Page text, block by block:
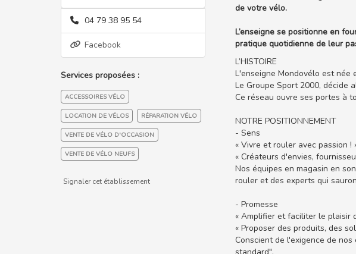
04 79 38 95 54
Facebook
Services proposées :
ACCESSOIRES VÉLO
LOCATION DE VÉLOS RÉPARATION VÉLO
VENTE DE VÉLO D'OCCASION
VENTE DE VÉLO NEUFS
Signaler cet établissement
de votre vélo.
L’enseigne se positionne en
pratique quotidienne de leur
L’HISTOIRE
L'enseigne Mondovélo est née
Le Groupe Sport 2000, décide
Ce réseau ouvre ses portes à
NOTRE POSITIONNEMENT
- Sens
« Vivre et rouler avec passion !
« Créateurs d'envies,
Nos équipes en magasin en
rouler et des experts qui
- Promesse
« Amplifier et faciliter le plaisir
« Proposer des produits, des
Conscient de l'exigence de
standard".